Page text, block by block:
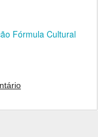
Fórmula Cultural